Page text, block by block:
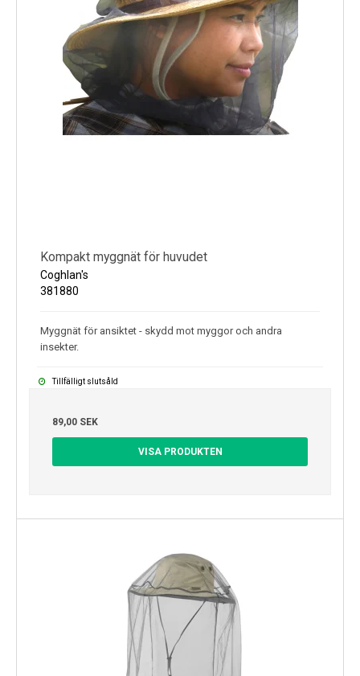
Kompakt myggnät för huvudet
Coghlan's
381880
Myggnät för ansiktet - skydd mot myggor och andra
insekter.
Tillfälligt slutsåld
89,00 SEK
VISA PRODUKTEN